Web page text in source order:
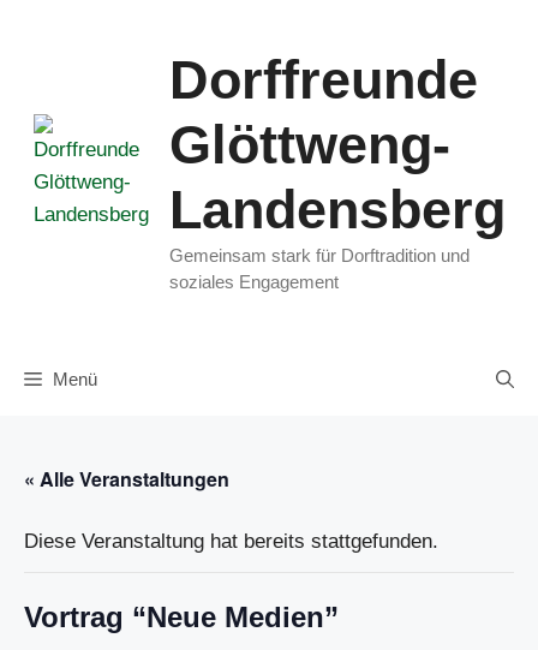
Dorffreunde
Glöttweng-
Landensberg
Gemeinsam stark für Dorftradition und
soziales Engagement
Menü
« Alle Veranstaltungen
Diese Veranstaltung hat bereits stattgefunden.
Vortrag “Neue Medien”